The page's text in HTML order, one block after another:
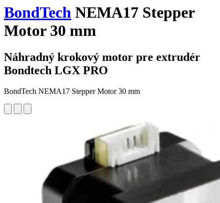
BondTech NEMA17 Stepper
Motor 30 mm
Náhradný krokový motor pre extrudér
Bondtech LGX PRO
BondTech NEMA17 Stepper Motor 30 mm